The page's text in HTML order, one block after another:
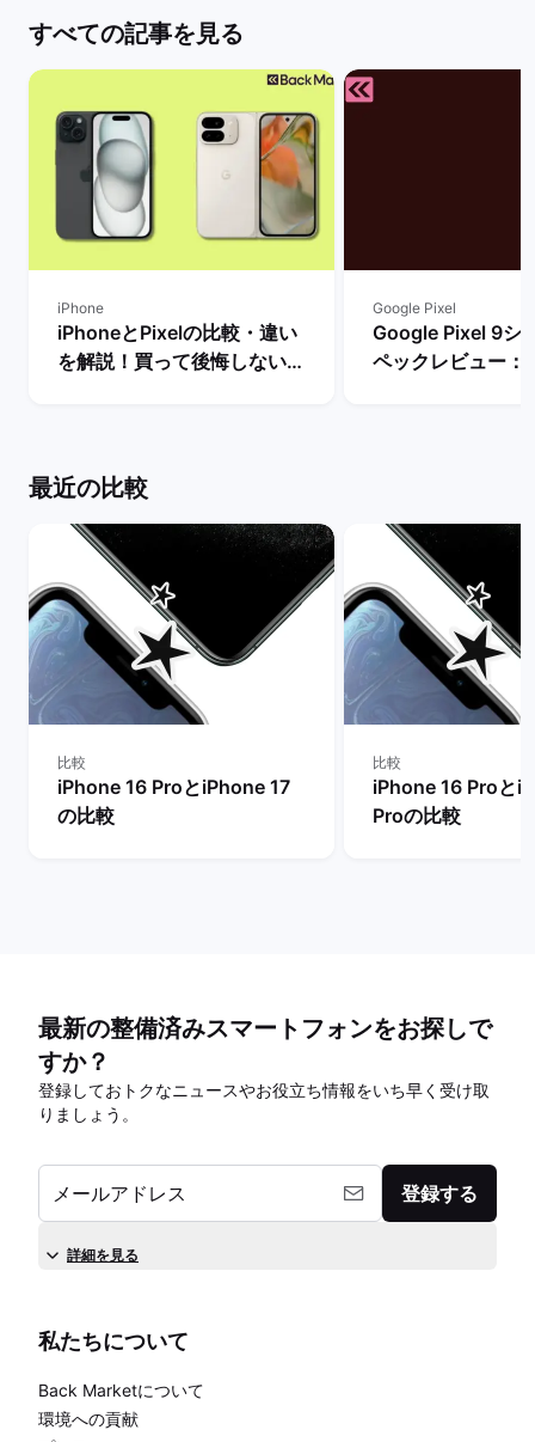
すべての記事を見る
iPhone
iPhoneとPixelの比較・違い
を解説！買って後悔しない機
Google Pixel
Google Pixel 9シ
ペックレビュー：
最近の比較
比較
iPhone 16 ProとiPhone 17
の比較
比較
iPhone 16 Proと
Proの比較
最新の整備済みスマートフォンをお探しで
すか？
登録しておトクなニュースやお役立ち情報をいち早く受け取
りましょう。
メールアドレス 登録する
詳細を見る
私たちについて
Back Marketについて
環境への貢献